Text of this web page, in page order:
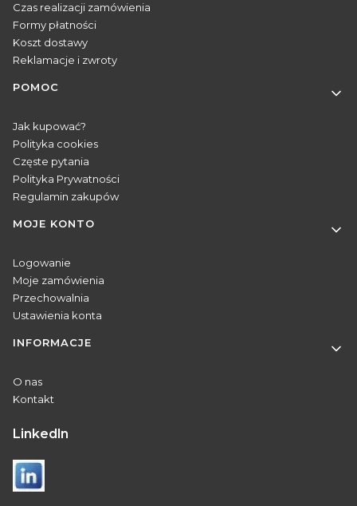
Czas realizacji zamówienia
Formy płatności
Koszt dostawy
Reklamacje i zwroty
POMOC
Jak kupować?
Polityka cookies
Częste pytania
Polityka Prywatności
Regulamin zakupów
MOJE KONTO
Logowanie
Moje zamówienia
Przechowalnia
Ustawienia konta
INFORMACJE
O nas
Kontakt
Linkedln